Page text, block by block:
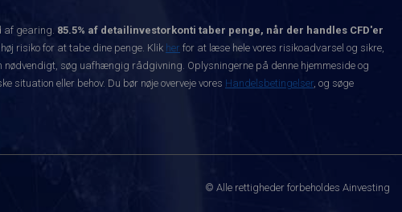
af gearing. 85.5% af detailinvestorkonti taber penge, når der handles CFD'er
risiko for at tabe dine penge. Klik her for at læse hele vores risikoadvarsel og sikre,
søg uafhængig rådgivning. Oplysningerne på denne hjemmeside og
situation eller behov. Du bør nøje overveje vores Handelsbetingelser, og søge
© Alle rettigheder forbeholdes Ainvesting